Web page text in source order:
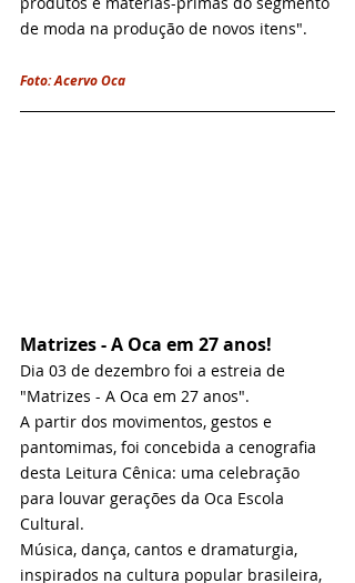
de moda na produção de novos itens".
Foto: Acervo Oca
Matrizes - A Oca em 27 anos!
Dia 03 de dezembro foi a estreia de
"Matrizes - A Oca em 27 anos".
A partir dos movimentos, gestos e
pantomimas, foi concebida a cenografia
desta Leitura Cênica: uma celebração
para louvar gerações da Oca Escola
Cultural.
Música, dança, cantos e dramaturgia,
inspirados na cultura popular brasileira,